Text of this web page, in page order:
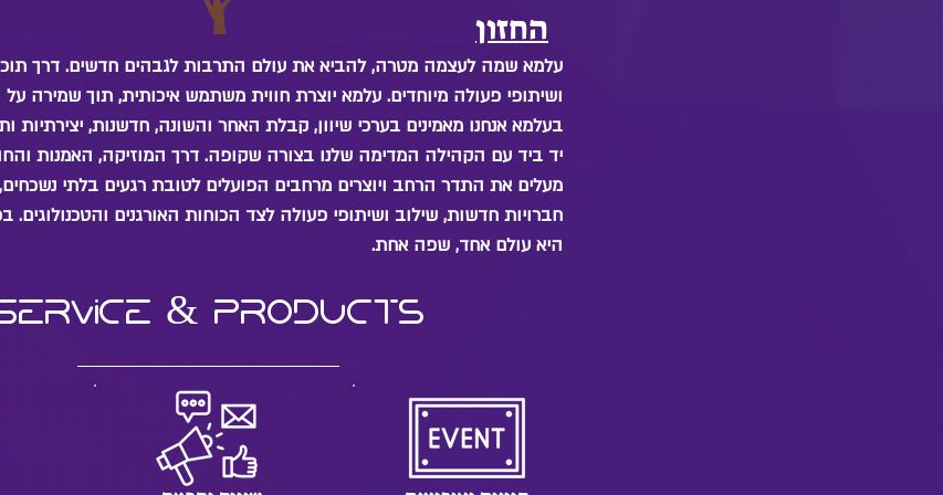
החזון
עלמא שמה לעצמה מטרה, להביא את עולם התרבות לגבהים חדשים. דרך תוכן
ושיתופי פעולה מיוחדים. עלמא יוצרת חווית משתמש איכותית, תוך שמירה
בעלמא אנחנו מאמינים בערכי שיוון, קבלת האחר והשונה, חדשנות, יצירתיות
יד ביד עם הקהילה המדימה שלנו בצורה שקופה. דרך המוזיקה, האמנות
מעלים את התדר הרחב ויוצרים מרחבים הפועלים לטובת רגעים בלתי
חברויות חדשות, שילוב ושיתופי פעולה לצד הכוחות האורגנים
היא עולם אחד, שפה אחת.
& products